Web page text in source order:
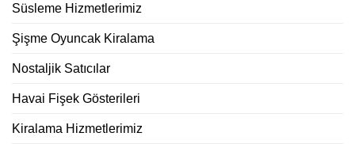
Süsleme Hizmetlerimiz
Şişme Oyuncak Kiralama
Nostaljik Satıcılar
Havai Fişek Gösterileri
Kiralama Hizmetlerimiz